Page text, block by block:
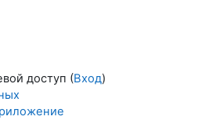
доступ (Вход)